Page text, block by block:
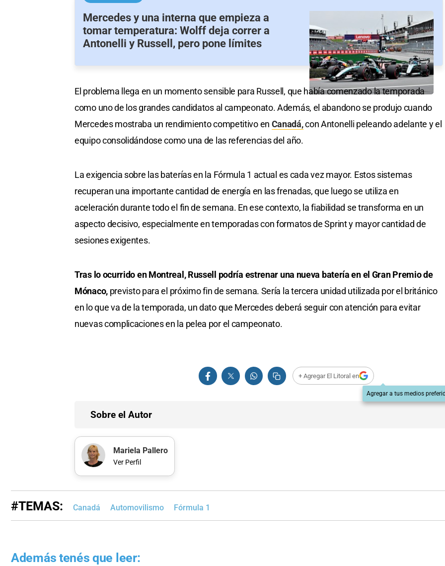
Mercedes y una interna que empieza a
tomar temperatura: Wolff deja correr a
Antonelli y Russell, pero pone límites
El problema llega en un momento sensible para Russell, que había comenzado la temporada
como uno de los grandes candidatos al campeonato. Además, el abandono se produjo cuando
Mercedes mostraba un rendimiento competitivo en Canadá,con Antonelli peleando adelante y el
equipo consolidándose como una de las referencias del año.
La exigencia sobre las baterías en la Fórmula 1 actual es cada vez mayor. Estos sistemas
recuperan una importante cantidad de energía en las frenadas, que luego se utiliza en
aceleración durante todo el fin de semana. En ese contexto, la fiabilidad se transforma en un
aspecto decisivo, especialmente en temporadas con formatos de Sprint y mayor cantidad de
sesiones exigentes.
Tras lo ocurrido en Montreal, Russell podría estrenar una nueva batería en el Gran Premio de
Mónaco, previsto para el próximo fin de semana. Sería la tercera unidad utilizada por el británico
en lo que va de la temporada, un dato que Mercedes deberá seguir con atención para evitar
nuevas complicaciones en la pelea por el campeonato.
+ Agregar El Litoral en
Agregar a tus medios
Sobre el Autor
Mariela Pallero
Ver Perfil
#TEMAS: Canadá Automovilismo Fórmula 1
Además tenés que leer: